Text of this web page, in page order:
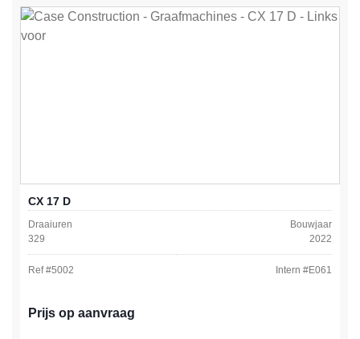
CX 17 D
Draaiuren
329
Bouwjaar
2022
Ref #5002 Intern #E061
Prijs op aanvraag